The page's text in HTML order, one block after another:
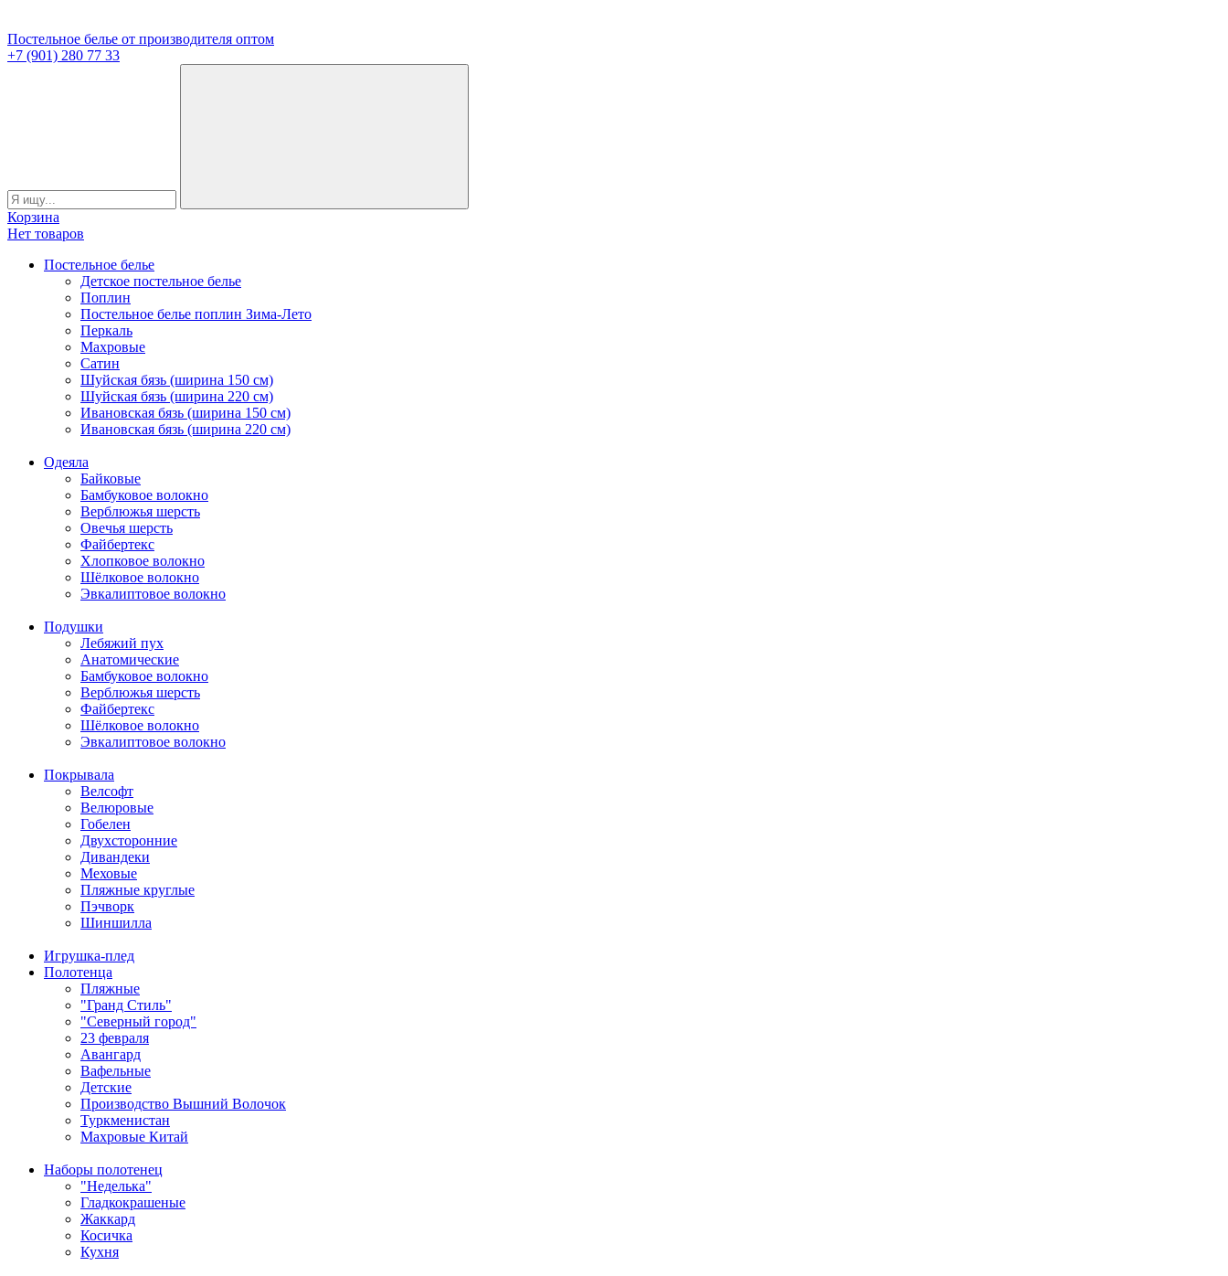
Постельное белье от производителя оптом
+7 (901) 280 77 33
Корзина
Нет товаров
Постельное белье
Детское постельное белье
Поплин
Постельное белье поплин Зима-Лето
Перкаль
Махровые
Сатин
Шуйская бязь (ширина 150 см)
Шуйская бязь (ширина 220 см)
Ивановская бязь (ширина 150 см)
Ивановская бязь (ширина 220 см)
Одеяла
Байковые
Бамбуковое волокно
Верблюжья шерсть
Овечья шерсть
Файбертекс
Хлопковое волокно
Шёлковое волокно
Эвкалиптовое волокно
Подушки
Лебяжий пух
Анатомические
Бамбуковое волокно
Верблюжья шерсть
Файбертекс
Шёлковое волокно
Эвкалиптовое волокно
Покрывала
Велсофт
Велюровые
Гобелен
Двухсторонние
Дивандеки
Меховые
Пляжные круглые
Пэчворк
Шиншилла
Игрушка-плед
Полотенца
Пляжные
"Гранд Стиль"
"Северный город"
23 февраля
Авангард
Вафельные
Детские
Производство Вышний Волочок
Туркменистан
Махровые Китай
Наборы полотенец
"Неделька"
Гладкокрашеные
Жаккард
Косичка
Кухня